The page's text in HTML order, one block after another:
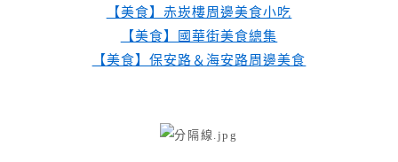
【美食】赤崁樓周邊美食小吃
【美食】國華街美食總集
【美食】保安路＆海安路周邊美食